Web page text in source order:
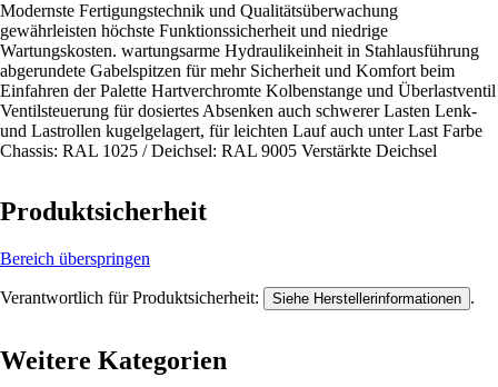
Modernste Fertigungstechnik und Qualitätsüberwachung
gewährleisten höchste Funktionssicherheit und niedrige
Wartungskosten. wartungsarme Hydraulikeinheit in Stahlausführung
abgerundete Gabelspitzen für mehr Sicherheit und Komfort beim
Einfahren der Palette Hartverchromte Kolbenstange und Überlastventil
Ventilsteuerung für dosiertes Absenken auch schwerer Lasten Lenk-
und Lastrollen kugelgelagert, für leichten Lauf auch unter Last Farbe
Chassis: RAL 1025 / Deichsel: RAL 9005 Verstärkte Deichsel
Produktsicherheit
Bereich überspringen
Verantwortlich für Produktsicherheit: Siehe Herstellerinformationen .
Weitere Kategorien